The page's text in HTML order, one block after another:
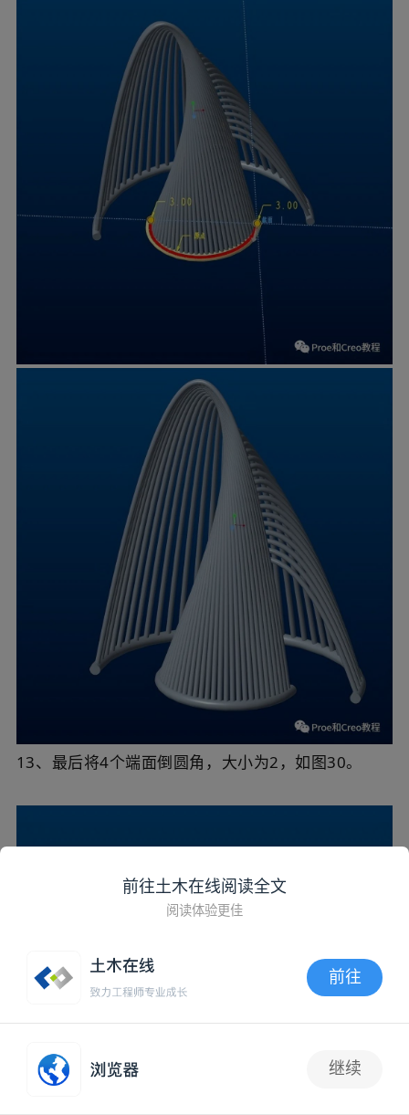
13、最后将4个端面倒圆角，大小为2，如图30。
前往土木在线阅读全文
阅读体验更佳
前往
继续